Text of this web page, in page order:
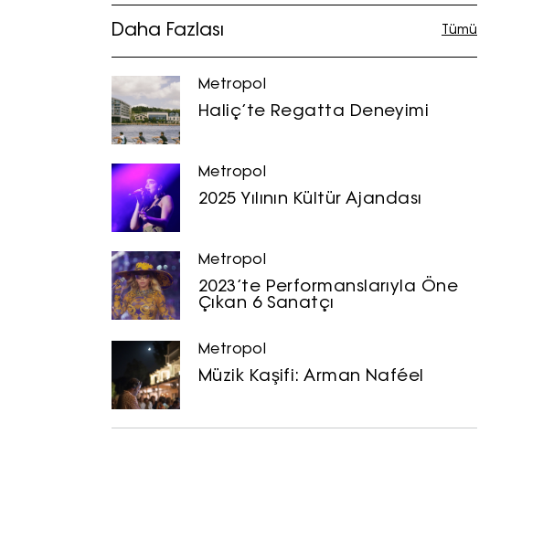
Daha Fazlası Tümü
Metropol
Haliç’te Regatta Deneyimi
Metropol
2025 Yılının Kültür Ajandası
Metropol
2023’te Performanslarıyla Öne
Çıkan 6 Sanatçı
Metropol
Müzik Kaşifi: Arman Naféel